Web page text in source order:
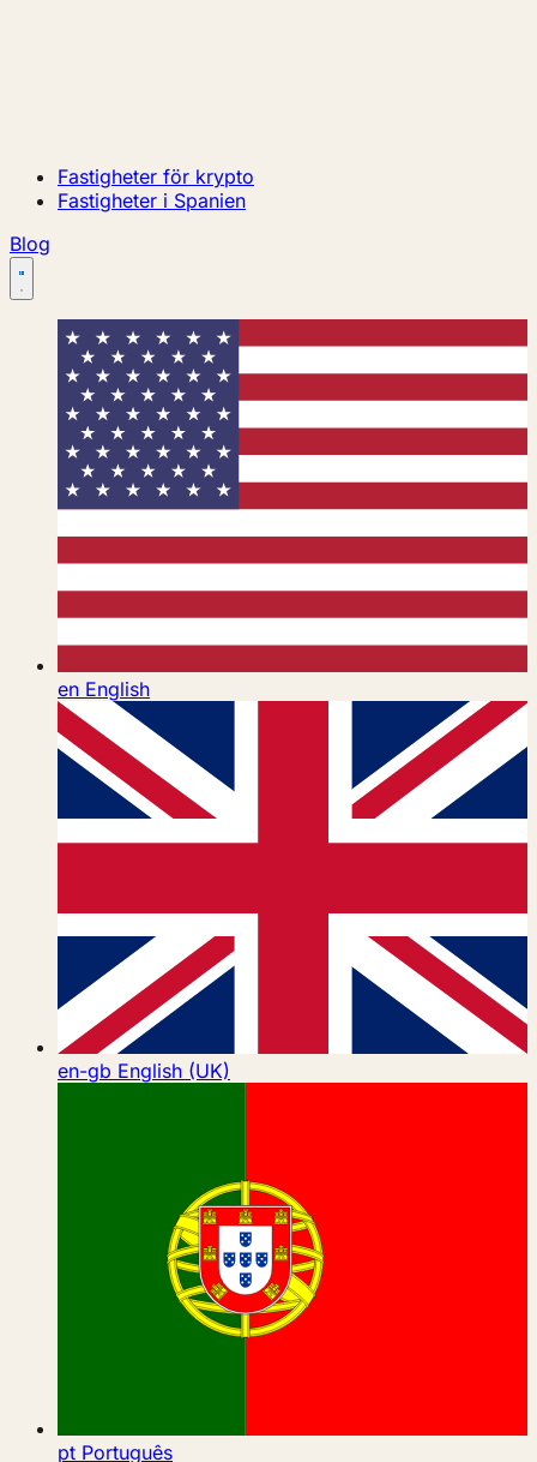
Fastigheter för krypto
Fastigheter i Spanien
Blog
en English
en-gb English (UK)
pt Português